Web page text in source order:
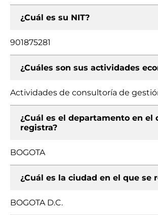
¿Cuál es su NIT?
901875281
¿Cuáles son sus actividades
Actividades de consultoría de
¿Cuál es el departamento en el
registra?
BOGOTA
¿Cuál es la ciudad en el que se
BOGOTA D.C.